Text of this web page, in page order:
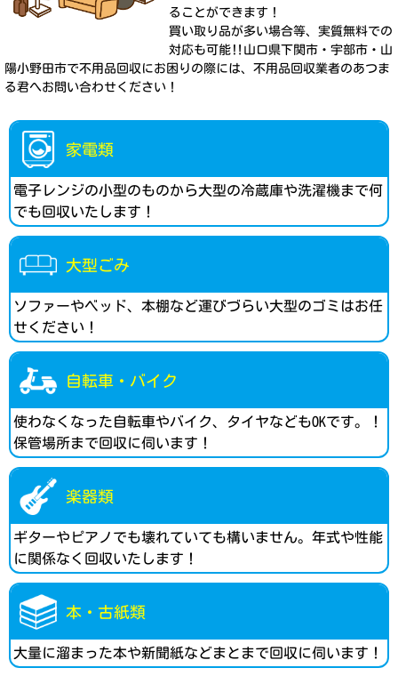
ることができます！
買い取り品が多い場合等、実質無料での
対応も可能‼︎山口県下関市・宇部市・山
陽小野田市で不用品回収にお困りの際には、不用品回収業者のあつま
る君へお問い合わせください！
家電類
電子レンジの小型のものから大型の冷蔵庫や洗濯機まで何
でも回収いたします！
大型ごみ
ソファーやベッド、本棚など運びづらい大型のゴミはお任
せください！
自転車・バイク
使わなくなった自転車やバイク、タイヤなどもOKです。！
保管場所まで回収に伺います！
楽器類
ギターやピアノでも壊れていても構いません。年式や性能
に関係なく回収いたします！
本・古紙類
大量に溜まった本や新聞紙などまとまで回収に伺います！